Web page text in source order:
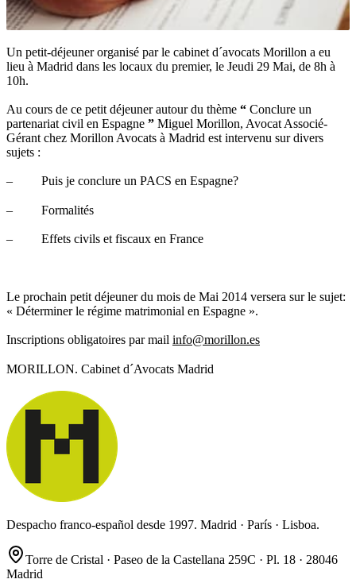
Un petit-déjeuner organisé par le cabinet d´avocats Morillon a eu
lieu à Madrid dans les locaux du premier, le Jeudi 29 Mai, de 8h à
10h.
Au cours de ce petit déjeuner autour du thème “ Conclure un
partenariat civil en Espagne ” Miguel Morillon, Avocat Associé-
Gérant chez Morillon Avocats à Madrid est intervenu sur divers
sujets :
– Puis je conclure un PACS en Espagne?
– Formalités
– Effets civils et fiscaux en France
Le prochain petit déjeuner du mois de Mai 2014 versera sur le sujet:
« Déterminer le régime matrimonial en Espagne ».
Inscriptions obligatoires par mail info@morillon.es
MORILLON. Cabinet d´Avocats Madrid
Despacho franco-español desde 1997. Madrid · París · Lisboa.
Torre de Cristal · Paseo de la Castellana 259C · Pl. 18 · 28046
Madrid